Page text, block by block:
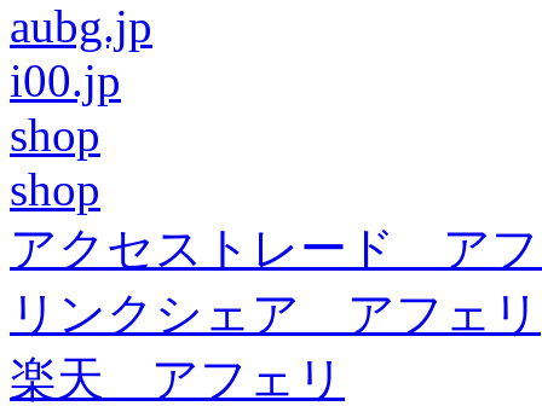
aubg.jp
i00.jp
shop
shop
アクセストレード ア
リンクシェア アフェリ
楽天 アフェリ